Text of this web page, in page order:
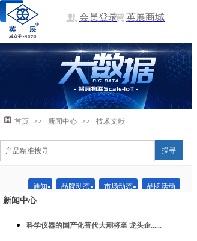
英展商城
会员登录
首页 >> 新闻中心 >> 技术文献
搜寻
通知 品牌动态 市场动态 品牌活动
新闻中心
科学仪器的国产化替代大潮将至 龙头企......